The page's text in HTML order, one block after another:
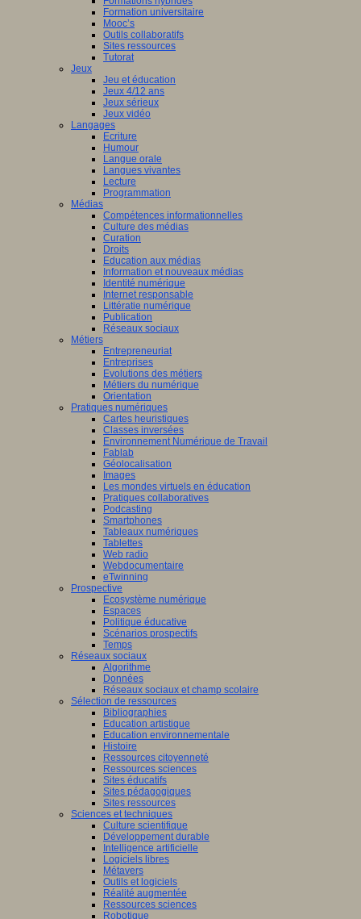
Formation universitaire
Mooc’s
Outils collaboratifs
Sites ressources
Tutorat
Jeux
Jeu et éducation
Jeux 4/12 ans
Jeux sérieux
Jeux vidéo
Langages
Ecriture
Humour
Langue orale
Langues vivantes
Lecture
Programmation
Médias
Compétences informationnelles
Culture des médias
Curation
Droits
Education aux médias
Information et nouveaux médias
Identité numérique
Internet responsable
Littératie numérique
Publication
Réseaux sociaux
Métiers
Entrepreneuriat
Entreprises
Evolutions des métiers
Métiers du numérique
Orientation
Pratiques numériques
Cartes heuristiques
Classes inversées
Environnement Numérique de Travail
Fablab
Géolocalisation
Images
Les mondes virtuels en éducation
Pratiques collaboratives
Podcasting
Smartphones
Tableaux numériques
Tablettes
Web radio
Webdocumentaire
eTwinning
Prospective
Ecosystème numérique
Espaces
Politique éducative
Scénarios prospectifs
Temps
Réseaux sociaux
Algorithme
Données
Réseaux sociaux et champ scolaire
Sélection de ressources
Bibliographies
Education artistique
Education environnementale
Histoire
Ressources citoyenneté
Ressources sciences
Sites éducatifs
Sites pédagogiques
Sites ressources
Sciences et techniques
Culture scientifique
Développement durable
Intelligence artificielle
Logiciels libres
Métavers
Outils et logiciels
Réalité augmentée
Ressources sciences
Robotique